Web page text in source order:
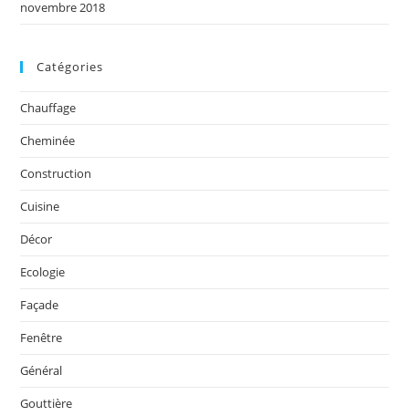
novembre 2018
Catégories
Chauffage
Cheminée
Construction
Cuisine
Décor
Ecologie
Façade
Fenêtre
Général
Gouttière